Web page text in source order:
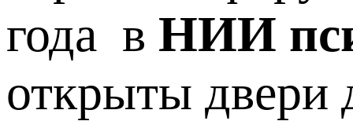
года в НИИ
открыты двери